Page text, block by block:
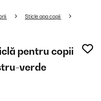
Sticle apa copii
pentru copii
verde